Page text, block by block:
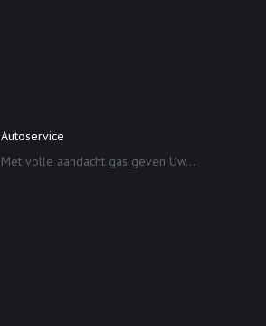
Autoservice
Met volle aandacht gas geven Uw...